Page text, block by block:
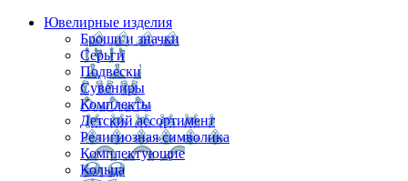
Ювелирные изделия
Броши и значки
Серьги
Подвески
Сувениры
Комплекты
Детский ассортимент
Религиозная символика
Комплектующие
Кольца